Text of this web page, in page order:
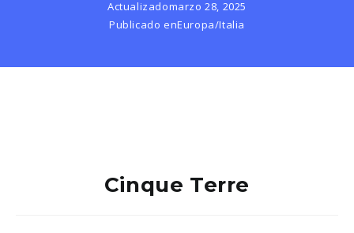
Actualizadomarzo 28, 2025
Publicado enEuropa/Italia
Cinque Terre